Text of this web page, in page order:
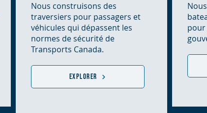
Nous construisons des
traversiers pour passagers et
véhicules qui dépassent les
normes de sécurité de
Transports Canada.
Explorer
pour